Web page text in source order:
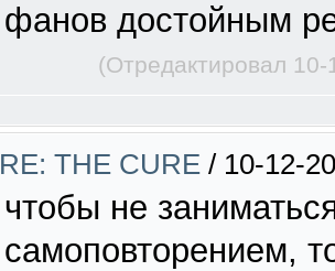
фанов достойным
(Отредактировал
RE: THE CURE / 10-12-
чтобы не
самоповторением,